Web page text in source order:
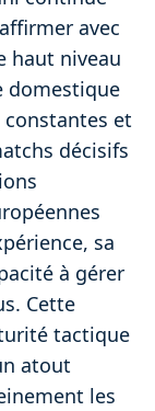
avec
haut niveau
domestique
constantes et
décisifs
sa
à gérer
Cette
tactique
atout
les